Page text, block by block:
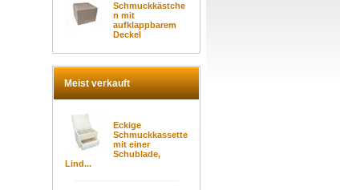
Schmuckkästche
n mit
aufklappbarem
Deckel
Meist verkauft
Eckige
Schmuckkassette
mit einer
Schublade,
Lind...